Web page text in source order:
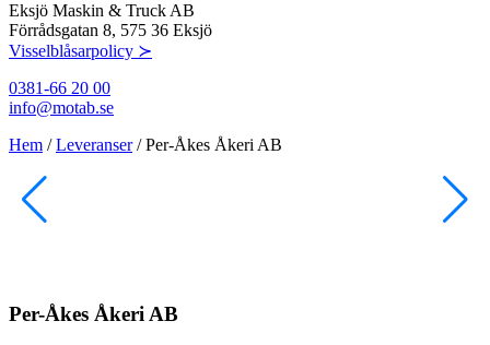
Eksjö Maskin & Truck AB
Förrådsgatan 8, 575 36 Eksjö
Visselblåsarpolicy ≻
0381-66 20 00
info@motab.se
Hem /Leveranser/Per-Åkes Åkeri AB
Per-Åkes Åkeri AB